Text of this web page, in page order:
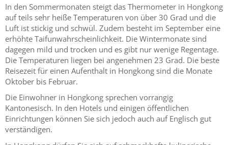
In den Sommermonaten steigt das Thermometer in Hongkong
auf teils sehr heiße Temperaturen von über 30 Grad und die
Luft ist stickig und schwül. Zudem besteht im September eine
erhöhte Taifunwahrscheinlichkeit. Die Wintermonate sind
dagegen mild und trocken und es gibt nur wenige Regentage.
Die Temperaturen liegen bei angenehmen 23 Grad. Die beste
Reisezeit für einen Aufenthalt in Hongkong sind die Monate
Oktober bis Februar.
Die Einwohner in Hongkong sprechen vorrangig
Kantonesisch. In den Hotels und einigen öffentlichen
Einrichtungen können Sie sich jedoch auch auf Englisch gut
verständigen.